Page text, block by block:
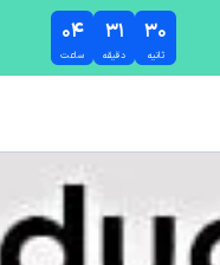
۰۴
ساعت
۳۱
دقیقه
۲۹
ثانیه